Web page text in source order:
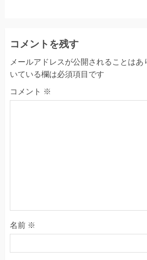
コメントを残す
メールアドレスが公開されることはあ
いている欄は必須項目です
コメント ※
名前 ※